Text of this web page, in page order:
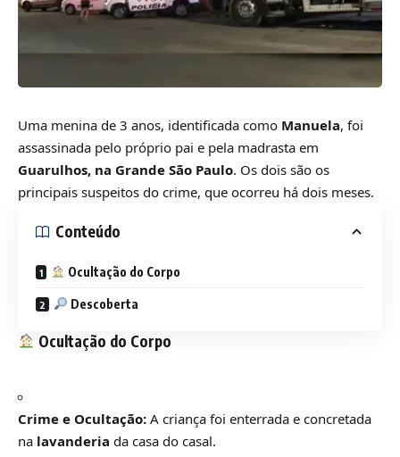
Uma menina de 3 anos, identificada como Manuela, foi
assassinada pelo próprio pai e pela madrasta em
Guarulhos, na Grande São Paulo. Os dois são os
principais suspeitos do crime, que ocorreu há dois meses.
Conteúdo
Ocultação do Corpo
Descoberta
Ocultação do Corpo
Crime e Ocultação: A criança foi enterrada e concretada
na lavanderia da casa do casal.